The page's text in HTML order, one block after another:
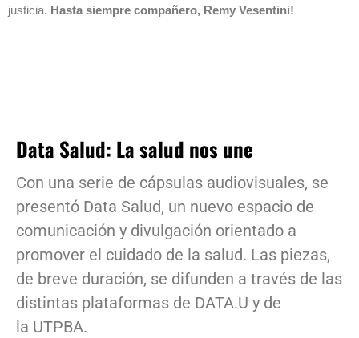
justicia. Hasta siempre compañero, Remy Vesentini!
Data Salud: La salud nos une
Con una serie de cápsulas audiovisuales, se
presentó Data Salud, un nuevo espacio de
comunicación y divulgación orientado a
promover el cuidado de la salud. Las piezas,
de breve duración, se difunden a través de las
distintas plataformas de DATA.U y de
la UTPBA.